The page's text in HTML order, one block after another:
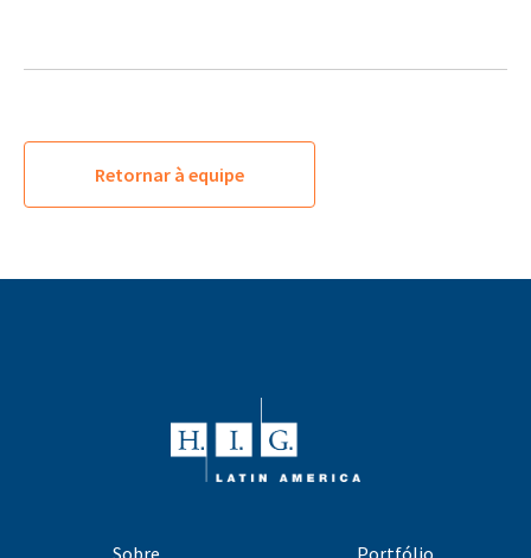
Retornar à equipe
Sobre Portfólio